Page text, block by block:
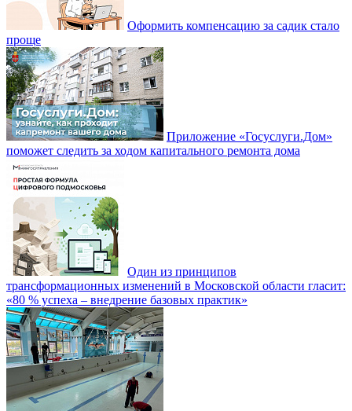
Оформить компенсацию за садик стало
проще
Приложение «Госуслуги.Дом»
поможет следить за ходом капитального ремонта дома
Один из принципов
трансформационных изменений в Московской области гласит:
«80 % успеха – внедрение базовых практик»